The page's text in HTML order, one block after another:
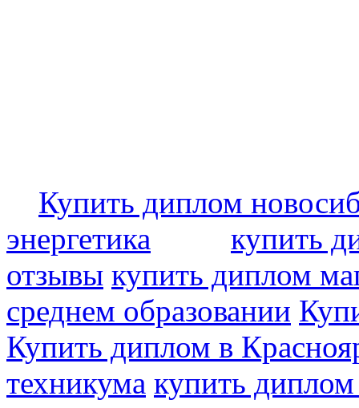
Купить диплом
энергетика
купить
отзывы купить диплом
среднем образовании
Купить диплом в
техникума купить